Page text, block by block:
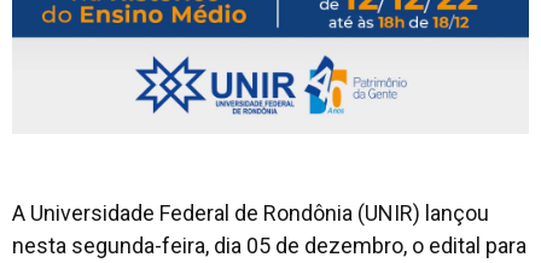
A Universidade Federal de Rondônia (UNIR) lançou
nesta segunda-feira, dia 05 de dezembro, o edital para